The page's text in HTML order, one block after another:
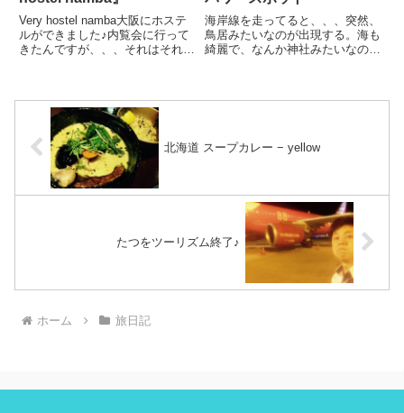
Very hostel namba大阪にホステ
ルができました♪内覧会に行って
きたんですが、、、それはそれは
旅なので、まずホステルから探し
ます。なんばか...
海岸線を走ってると、、、突然、
鳥居みたいなのが出現する。海も
綺麗で、なんか神社みたいなのが
北海道 スープカレー − yellow
たつをツーリズム終了♪
ホーム 旅日記